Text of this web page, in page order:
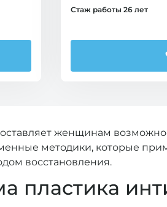
Стаж работы 26 лет
женщинам
методики, которые
восстановления.
пластика